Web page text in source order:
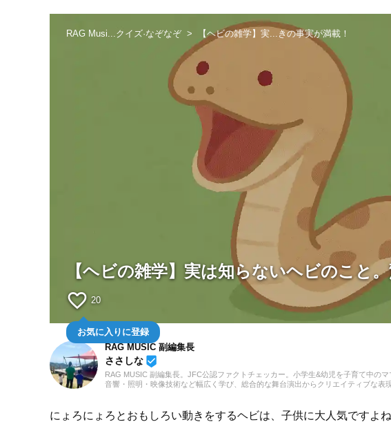
RAG Musi...クイズ·なぞなぞ 【ヘビの雑学】実...きの事実が満載！
【ヘビの雑学】実は知らないヘビのこと
favorite_border 20
お気に入りに登録
RAG MUSIC 副編集長
ささしな beenhere
RAG MUSIC 副編集長。JFC公認ファクトチェッカー。小学生&幼児を子育て中の
音響・照明・映像技術など幅広く学び、総合的な舞台演出からクリエイティブな
に立てれば幸いです！
にょろにょろとおもしろい動きをするヘビは、子供に大人気ですよね